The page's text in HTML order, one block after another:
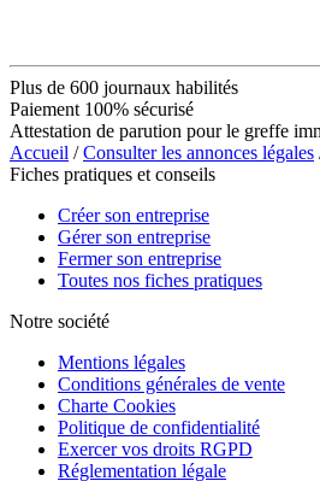
Plus de 600 journaux habilités
Paiement 100% sécurisé
Attestation de parution pour le greffe
Accueil /Consulter les annonces légales
Fiches pratiques et conseils
Créer son entreprise
Gérer son entreprise
Fermer son entreprise
Toutes nos fiches pratiques
Notre société
Mentions légales
Conditions générales de vente
Charte Cookies
Politique de confidentialité
Exercer vos droits RGPD
Réglementation légale